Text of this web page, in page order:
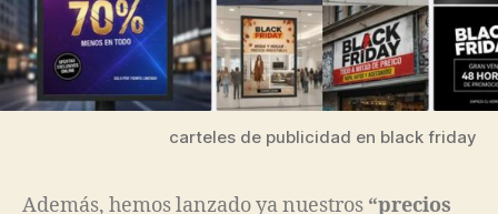
carteles de publicidad en black friday
Además, hemos lanzado ya nuestros “precios